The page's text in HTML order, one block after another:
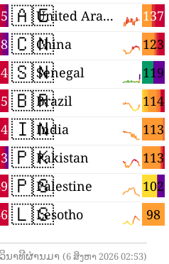
🇦🇪 137
United Arab Emirates
🇨🇳 123
China
🇸🇳 119
Senegal
🇧🇷 114
Brazil
🇮🇳 113
India
🇵🇰 113
Pakistan
🇵🇸 102
Palestine
🇱🇸 98
Lesotho
ນາທີຜ່ານມາ (6 ສິງຫາ 2026 02:53)